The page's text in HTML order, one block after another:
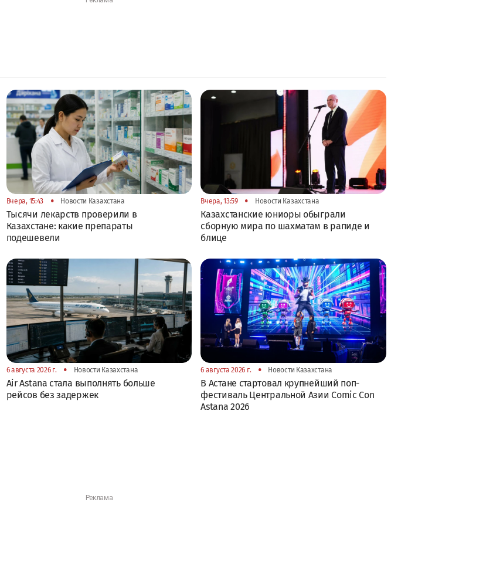
Вчера, 15:43 • Новости Казахстана
Тысячи лекарств проверили в
Казахстане: какие препараты
подешевели
Вчера, 13:59 • Новости Казахстана
Казахстанские юниоры обыграли
сборную мира по шахматам в рапиде и
блице
6 августа 2026 г. • Новости Казахстана
Air Astana стала выполнять больше
рейсов без задержек
6 августа 2026 г. • Новости Казахстана
В Астане стартовал крупнейший поп-
фестиваль Центральной Азии Comic Con
Astana 2026